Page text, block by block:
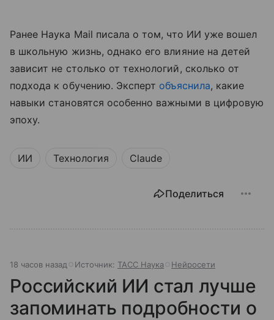
Ранее Наука Mail писала о том, что ИИ уже вошел
в школьную жизнь, однако его влияние на детей
зависит не столько от технологий, сколько от
подхода к обучению. Эксперт объяснила, какие
навыки становятся особенно важными в цифровую
эпоху.
ИИ Технология Claude
Поделиться
18 часов назад Источник: ТАСС Наука Нейросети
Российский ИИ стал лучше
запоминать подробности о